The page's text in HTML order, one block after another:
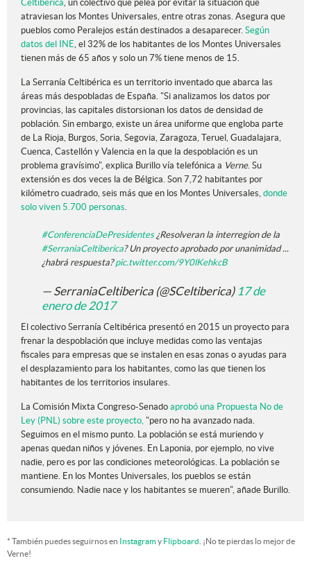
Celtibérica, un colectivo que pelea por evitar la situación que
atraviesan los Montes Universales, entre otras zonas. Asegura que
pueblos como Peralejos están destinados a desaparecer. Según
datos del INE, el 32% de los habitantes de los Montes Universales
tienen más de 65 años y solo un 7% tiene menos de 15.
La Serranía Celtibérica es un territorio inventado que abarca las
áreas más despobladas de España. "Si analizamos los datos por
provincias, las capitales distorsionan los datos de densidad de
población. Sin embargo, existe un área uniforme que engloba parte
de La Rioja, Burgos, Soria, Segovia, Zaragoza, Teruel, Guadalajara,
Cuenca, Castellón y Valencia en la que la despoblación es un
problema gravísimo", explica Burillo vía telefónica a Verne. Su
extensión es dos veces la de Bélgica. Son 7,72 habitantes por
kilómetro cuadrado, seis más que en los Montes Universales, donde
solo viven 5.700 personas.
#ConferenciaDePresidentes¿Resolveran la interregion de la
#SerraniaCeltiberica? Un proyecto aprobado por unanimidad ...
¿habrá respuesta?pic.twitter.com/9Y0lKehkcB
— SerraniaCeltiberica (@SCeltiberica) 17 de
enero de 2017
El colectivo Serranía Celtibérica presentó en 2015 un proyecto para
frenar la despoblación que incluye medidas como las ventajas
fiscales para empresas que se instalen en esas zonas o ayudas para
el desplazamiento para los habitantes, como las que tienen los
habitantes de los territorios insulares.
La Comisión Mixta Congreso-Senado aprobó una Propuesta No de
Ley (PNL) sobre este proyecto, "pero no ha avanzado nada.
Seguimos en el mismo punto. La población se está muriendo y
apenas quedan niños y jóvenes. En Laponia, por ejemplo, no vive
nadie, pero es por las condiciones meteorológicas. La población se
mantiene. En los Montes Universales, los pueblos se están
consumiendo. Nadie nace y los habitantes se mueren", añade Burillo.
* También puedes seguirnos en Instagramy Flipboard . ¡No te pierdas lo mejor de
Verne!